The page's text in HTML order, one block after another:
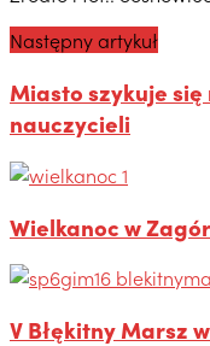
Następny artykuł
Miasto szykuje
nauczycieli
Wielkanoc w
V Błękitny Marsz